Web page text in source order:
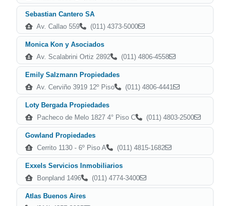
Sebastian Cantero SA
Av. Callao 559
(011) 4373-5000
Monica Kon y Asociados
Av. Scalabrini Ortiz 2892
(011) 4806-4558
Emily Salzmann Propiedades
Av. Cerviño 3919 12º Piso
(011) 4806-4441
Loty Bergada Propiedades
Pacheco de Melo 1827 4° Piso C
(011) 4803-2500
Gowland Propiedades
Cerrito 1130 - 6º Piso A
(011) 4815-1682
Exxels Servicios Inmobiliarios
Bonpland 1496
(011) 4774-3400
Atlas Buenos Aires